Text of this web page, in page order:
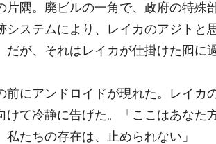
片隅。廃ビルの一角で、政府の特殊
システムにより、レイカのアジトと
だが、それはレイカが仕掛けた囮に
前にアンドロイドが現れた。レイカ
けて冷静に告げた。「ここはあなた
私たちの存在は、止められない」